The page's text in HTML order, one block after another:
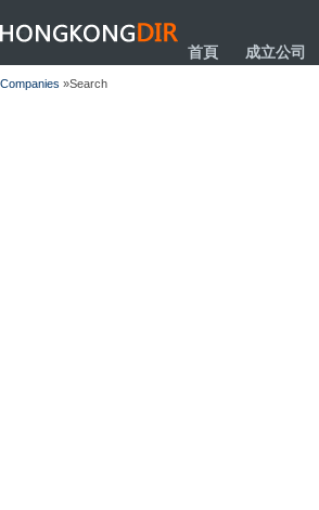
HONGKONGDIR
首頁 成立公司
Companies »Search